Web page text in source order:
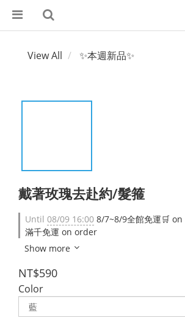
View All ✨本週新品✨
戴著玫瑰去赴約/髮箍
Until 08/09 16:00 8/7~8/9全館免運🛒
滿千免運 on order
Show more
NT$590
Color